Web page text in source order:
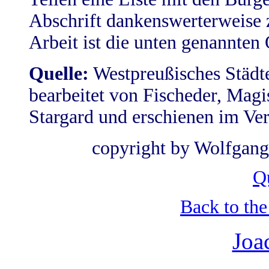
Abschrift
Arbeit ist die unten genannten
Quelle: Westpreußisches
bearbeitet von Fischeder,
Stargard und erschienen im
copyright by
Back to